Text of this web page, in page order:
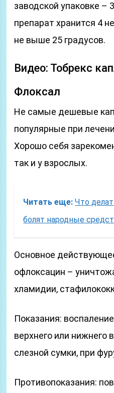
заводской упаковке –
препарат хранится 4
не выше 25 градусов.
Видео: Тобрекс
Флоксал
Не самые дешевые
популярные при
Хорошо себя
так и у взрослых.
Читать еще: Что
болят народные
Основное
офлоксацин –
хламидии,
Показания:
верхнего или нижнего
слезной сумки, при
Противопоказания: